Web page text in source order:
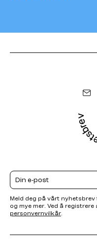
Email
Meld deg på vårt
og mye mer. Ved å
personvernvilkår.